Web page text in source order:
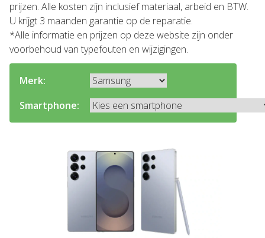
prijzen. Alle kosten zijn inclusief materiaal, arbeid en BTW.
U krijgt 3 maanden garantie op de reparatie.
*Alle informatie en prijzen op deze website zijn onder
voorbehoud van typefouten en wijzigingen.
Merk:
Smartphone: